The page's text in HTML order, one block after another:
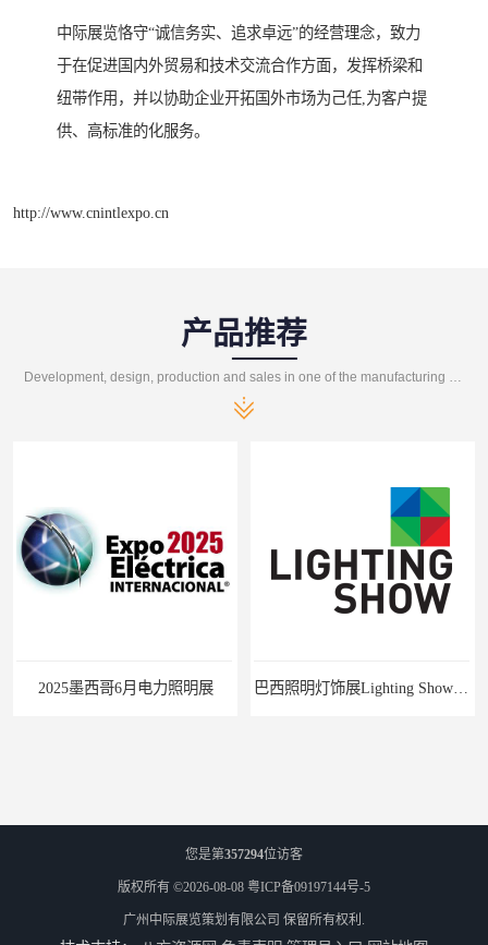
中际展览恪守“诚信务实、追求卓远”的经营理念，致力
于在促进国内外贸易和技术交流合作方面，发挥桥梁和
纽带作用，并以协助企业开拓国外市场为己任,为客户提
供、高标准的化服务。
http://www.cnintlexpo.cn
产品推荐
墨西哥6月电力照明展 巴西照明灯饰展Lighting Show 2025
您是第357294位访客
版权所有 ©2026-08-08 粤ICP备09197144号-5
广州中际展览策划有限公司 保留所有权利.